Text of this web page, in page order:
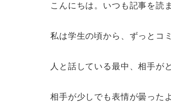
こんにちは。いつも記事を読
私は学生の頃から、ずっとコ
人と話している最中、相手が
相手が少しでも表情が曇った